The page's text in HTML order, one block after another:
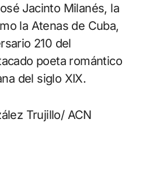
Jacinto Milanés, la
la Atenas de Cuba,
210 del
poeta romántico
del siglo XIX.
Trujillo/ ACN